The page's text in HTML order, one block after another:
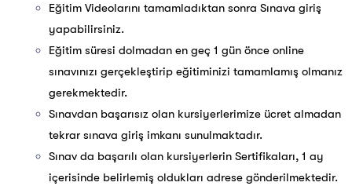
Eğitim Videolarını tamamladıktan sonra Sınava giriş
yapabilirsiniz.
Eğitim süresi dolmadan en geç 1 gün önce online
sınavınızı gerçekleştirip eğitiminizi tamamlamış olmanız
gerekmektedir.
Sınavdan başarısız olan kursiyerlerimize ücret almadan
tekrar sınava giriş imkanı sunulmaktadır.
Sınav da başarılı olan kursiyerlerin Sertifikaları, 1 ay
içerisinde belirlemiş oldukları adrese gönderilmektedir.